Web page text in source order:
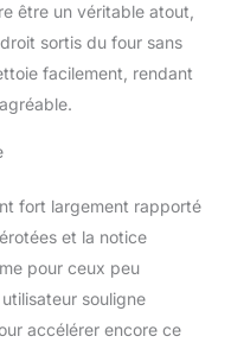
stabilité,
et esthétique
[GAIN DE
: Avec
bas cuisine peut
ou ilot
– idéal
étroites ou
COULEURS
: Cette
être un véritable atout,
sortis du four sans
facilement, rendant
fort largement rapporté
et la notice
pour ceux peu
souligne
accélérer encore ce